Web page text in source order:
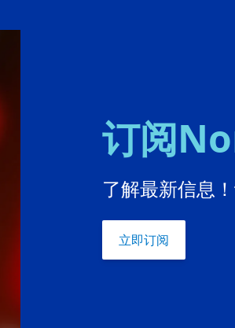
订阅
了解最新信息
立即订阅